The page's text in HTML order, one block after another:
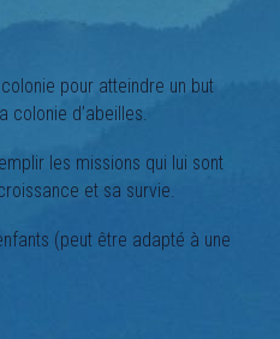
pour atteindre un but
colonie d’abeilles.
les missions qui lui sont
et sa survie.
(peut être adapté à une